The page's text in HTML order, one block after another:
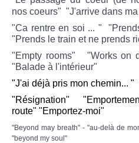
nos coeurs" "J'arrive dans
"Ca rentre en soi ... "
"Prends le train et ne prends
"Empty rooms" "Works on
"Balade à l'intérieur"
"J'ai déjà pris mon chemin... "
"Résignation"
route" "Emportez-moi"
"Beyond may breath" - "au-delà de
"beyond my soul"